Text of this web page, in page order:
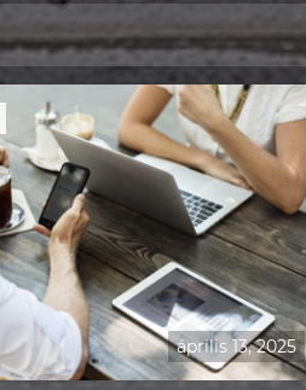
április 13, 2025